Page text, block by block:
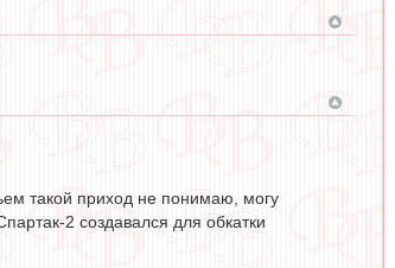
такой приход не понимаю, могу
2 создавался для обкатки